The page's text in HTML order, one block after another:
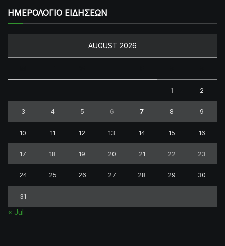
ΗΜΕΡΟΛΟΓΙΟ ΕΙΔΗΣΕΩΝ
AUGUST 2026
1 2
3 4 5 6 7 8 9
10 11 12 13 14 15 16
17 18 19 20 21 22 23
24 25 26 27 28 29 30
31
« Jul